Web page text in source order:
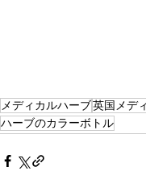
メディカルハーブ英国メデ
ハーブのカラーボトル